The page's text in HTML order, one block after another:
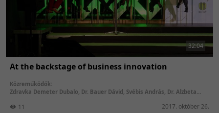
32:04
At the backstage of business innovation
Közreműködők:
Zdravka Demeter Dubalo, Dr. Bauer Dávid , Svébis András, Dr. Alzbeta
Ingham
11 2017. október 26.